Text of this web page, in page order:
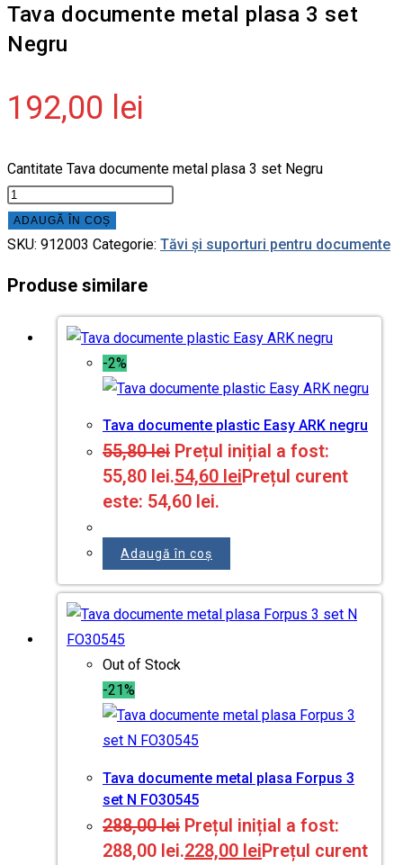
Tava documente metal plasa 3 set
Negru
192,00 lei
Cantitate Tava documente metal plasa 3 set Negru
ADAUGĂ ÎN COȘ
SKU: 912003 Categorie: Tăvi și suporturi pentru documente
Produse similare
-2%
Tava documente plastic Easy ARK negru
55,80lei Prețul inițial a fost:
55,80 lei.54,60 leiPrețul curent
este: 54,60 lei.
Adaugă în coș
Out of Stock
-21%
Tava documente metal plasa Forpus 3
set N FO30545
288,00lei Prețul inițial a fost:
288,00 lei.228,00 leiPrețul curent